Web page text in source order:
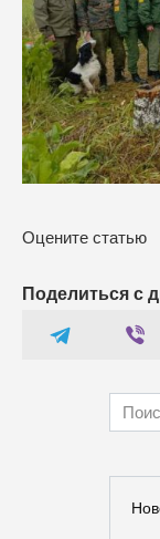
Оцените статью
Поделиться с
for: